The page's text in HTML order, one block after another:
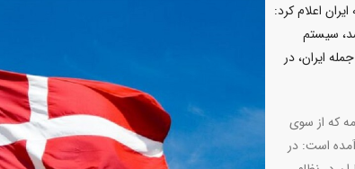
اعلام کرد:‌
اجرا شد، سیستم
ایران، در
که از سوی
است: در